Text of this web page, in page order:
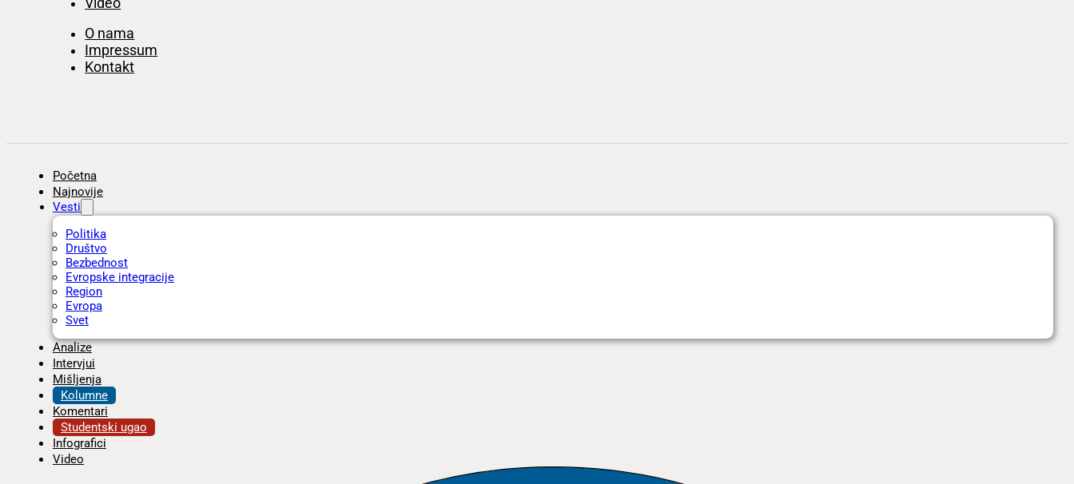
O nama
Impressum
Kontakt
Početna
Najnovije
Vesti
Politika
Društvo
Bezbednost
Evropske integracije
Region
Evropa
Svet
Analize
Intervjui
Mišljenja
Kolumne
Komentari
Studentski ugao
Infografici
Video